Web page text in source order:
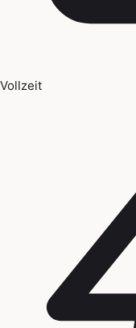
Vollzeit